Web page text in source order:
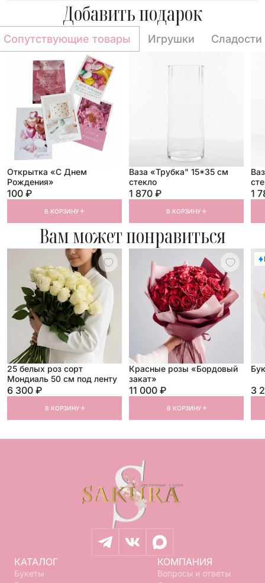
Добавить подарок
Сопутствующие товары Игрушки Сладости
Открытка «С Днем
Рождения»
100 ₽
В КОРЗИНУ
Ваза «Трубка" 15*35 см
стекло
1 870 ₽
В КОРЗИНУ
1
Вам может понравиться
25 белых роз сорт
Мондиаль 50 см под ленту
6 300 ₽
В КОРЗИНУ
Красные розы «Бордовый
закат»
11 000 ₽
В КОРЗИНУ
3
КАТАЛОГ
Букеты
КОМПАНИЯ
Вопросы и ответы